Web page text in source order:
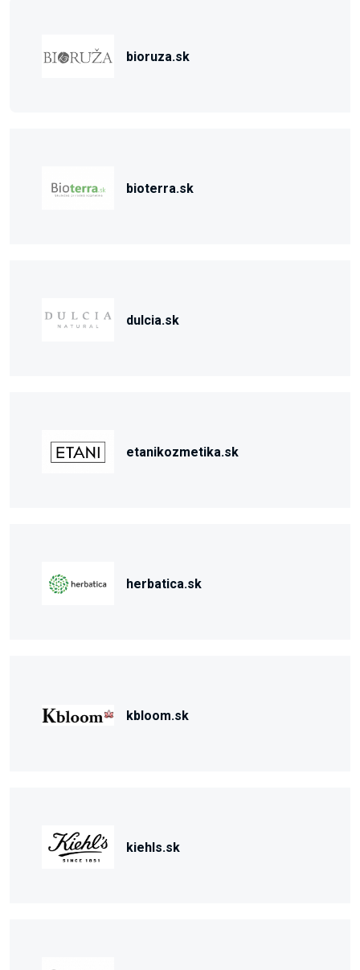
bioruza.sk
bioterra.sk
dulcia.sk
etanikozmetika.sk
herbatica.sk
kbloom.sk
kiehls.sk